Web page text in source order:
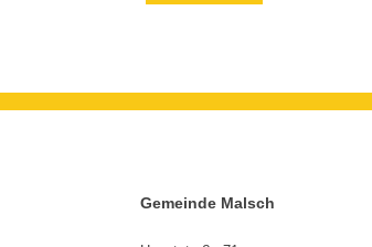
Gemeinde Malsch